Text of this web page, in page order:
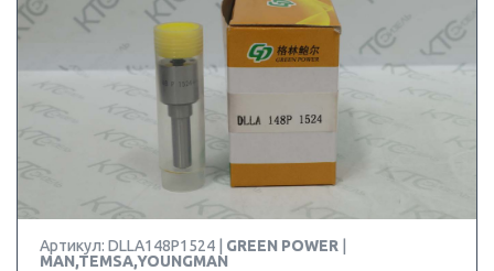
Артикул: DLLA148P1524 | GREEN POWER
MAN,TEMSA,YOUNGMAN